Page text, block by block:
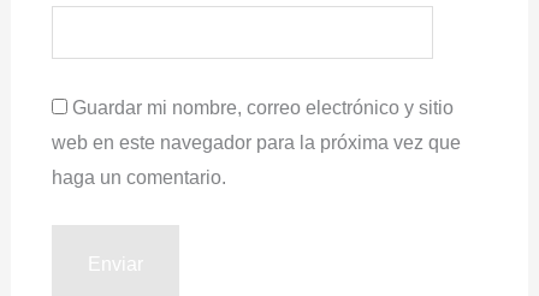
Guardar mi nombre, correo electrónico y sitio
web en este navegador para la próxima vez que
haga un comentario.